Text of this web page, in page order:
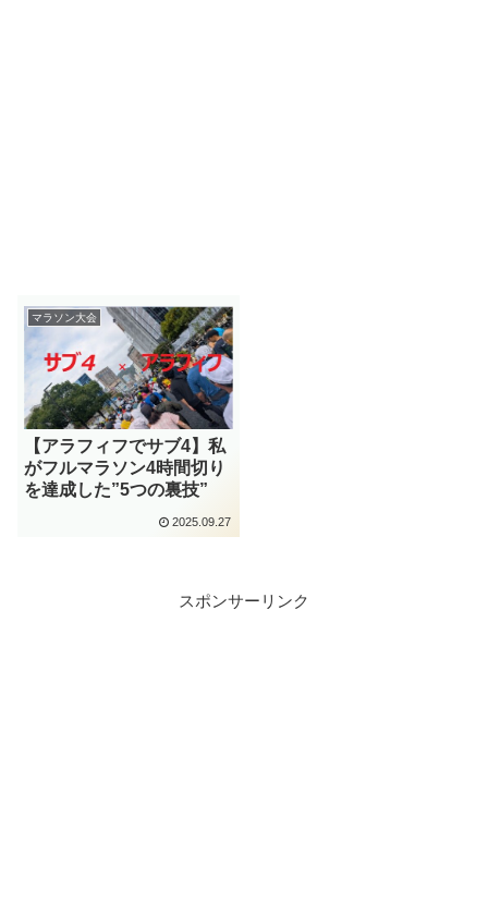
マラソン大会
【アラフィフでサブ4】私
がフルマラソン4時間切り
を達成した”5つの裏技”
2025.09.27
スポンサーリンク